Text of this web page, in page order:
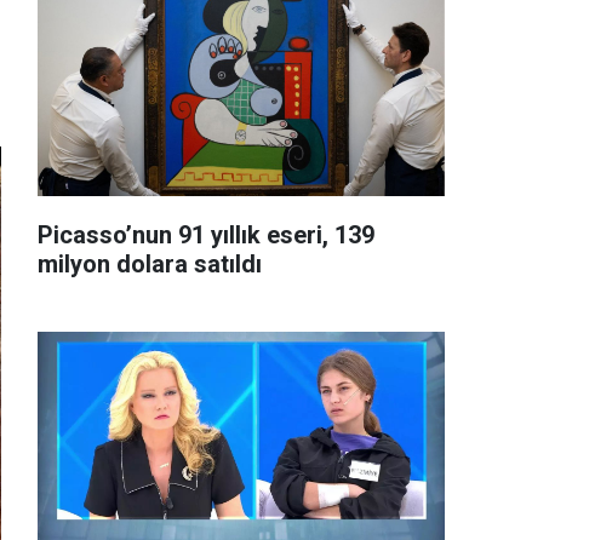
Picasso’nun 91 yıllık eseri, 139
milyon dolara satıldı